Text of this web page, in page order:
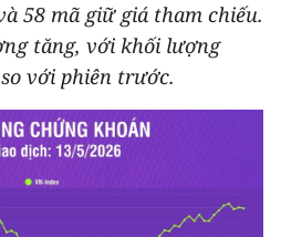
58 mã giữ giá tham chiếu.
tăng, với khối lượng
với phiên trước.